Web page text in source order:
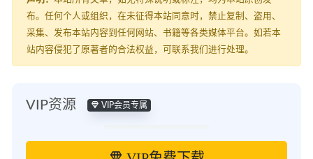
布。任何个人或组织，在未征得本站同意时，禁止复制、盗用、
采集、发布本站内容到任何网站、书籍等各类媒体平台。如若本
站内容侵犯了原著者的合法权益，可联系我们进行处理。
VIP资源 VIP会员专属